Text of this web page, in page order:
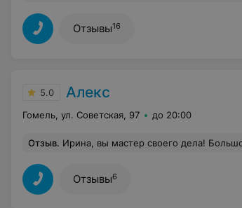
Отзывы16
5.0 Алекс
Гомель, ул. Советская, 97 до 20:00
Отзыв. Ирина, вы мастер своего дела!
Отзывы6